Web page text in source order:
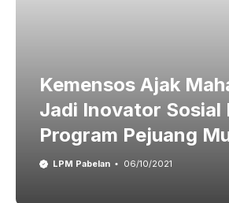
Kemensos Ajak
Jadi Inovator Sosial
Program Pejuang
LPM Pabelan 06/10/2021